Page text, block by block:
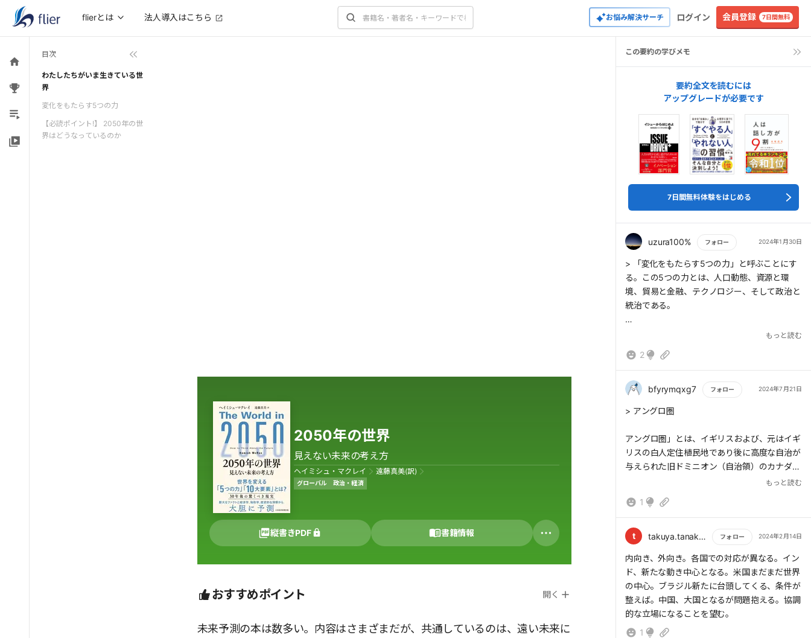
flierとは 法人導入はこちら お悩み解決サーチ ログイン 会員登録 7日間無料
目次
わたしたちがいま生きている世
界
変化をもたらす5つの力
【必読ポイント!】 2050年の世
界はどうなっているのか
2050年の世界
見えない未来の考え方
ヘイミシュ・マクレイ 遠藤真美(訳)
グローバル 政治・経済
縦書きPDF 書籍情報
おすすめポイント 開く
未来予測の本は数多い。内容はさまざまだが、共通しているのは、遠い未来に
この要約の学びメモ
要約全文を読むには
アップグレードが必要です
7日間無料体験をはじめる
uzura100% フォロー 2024年1月30日
もっと読む
> 「変化をもたらす5つの力」と呼ぶことにす
る。この5つの力とは、人口動態、資源と環
境、貿易と金融、テクノロジー、そして政治と
統治である。
> 日本は高齢化がさらに進み、2050年には人
れ、田畑は森になり、工場は高齢者のコミュニ
模な移民を受け入れることは考えがたい。日本
なる。世界にあまり関心をもたなくなり、国民
を支えることと深刻な財政問題を管理すること
に注力するだろう。
もっと読む
2
bfyrymqxg7 フォロー 2024年7月21日
もっと読む
> アングロ圏
アングロ圏」とは、イギリスおよび、元はイギ
リスの白人定住植民地であり後に高度な自治が
与えられた旧ドミニオン（自治領）のカナダ・
オーストラリア・ニュージーランドら、英語圏
る
もっと読む
1
t takuya.tanaka1976 フォロー 2024年2月14日
もっと読む
内向き、外向き。各国での対応が異なる。イン
ド、新たな動き中心となる。米国まだまだ世界
の中心。ブラジル新たに台頭してくる、条件が
整えば。中国、大国となるが問題抱える。協調
的な立場になることを望む。
1